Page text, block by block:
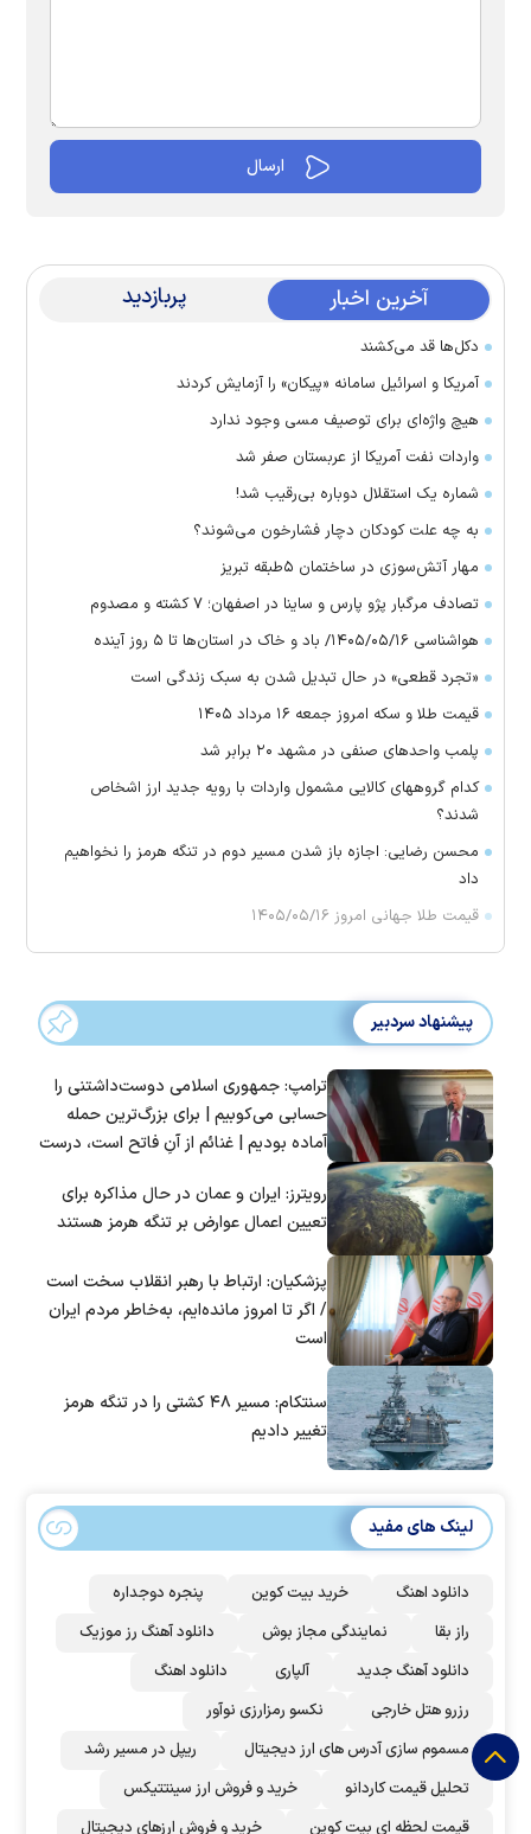
آخرین اخبار پربازدید
دکل‌ها قد می‌کشند
آمریکا و اسرائیل سامانه «پیکان» را آزمایش کردند
هیچ واژه‌ای برای توصیف مسی وجود ندارد
واردات نفت آمریکا از عربستان صفر شد
شماره یک استقلال دوباره بی‌رقیب شد!
به چه علت کودکان دچار فشارخون می‌شوند؟
مهار آتش‌سوزی در ساختمان ۵‌طبقه تبریز
تصادف مرگبار پژو پارس و ساینا در اصفهان؛ ۷ کشته و مصدوم
هواشناسی ۱۴۰۵/۰۵/۱۶/ باد و خاک در استان‌ها تا ۵ روز آینده
«تجرد قطعی» در حال تبدیل شدن به سبک زندگی است
قیمت طلا و سکه امروز جمعه ۱۶ مرداد ۱۴۰۵
پلمب واحدهای صنفی در مشهد ۲۰ برابر شد
کدام گروههای کالایی مشمول واردات با رویه جدید ارز اشخاص
شدند؟
محسن رضایی: اجازه باز شدن مسیر دوم در تنگه هرمز را نخواهیم
داد
قیمت طلا جهانی امروز ۱۴۰۵/۰۵/۱۶
پیشنهاد سردبیر
ترامپ: جمهوری اسلامی دوست‌داشتنی را
حسابی می‌کوبیم | برای بزرگ‌ترین حمله
آماده بودیم | غنائم از آنِ فاتح است، درست
رویترز: ایران و عمان در حال مذاکره برای
تعیین اعمال عوارض بر تنگه هرمز هستند
پزشکیان: ارتباط با رهبر انقلاب سخت است
/ اگر تا امروز مانده‌ایم، به‌خاطر مردم ایران
است
سنتکام: مسیر ۴۸ کشتی را در تنگه هرمز
تغییر دادیم
لینک های مفید
دانلود اهنگ خرید بیت کوین
پنجره دوجداره
راز بقا
نمایندگی مجاز بوش
دانلود آهنگ رز‌ موزیک
دانلود آهنگ جدید
آلپاری
دانلود اهنگ
رزرو هتل خارجی
نکسو رمزارزی نوآور
مسموم سازی آدرس های ارز دیجیتال
ریپل در مسیر رشد
تحلیل قیمت کاردانو
خرید و فروش ارز سینتتیکس
قیمت لحظه ای بیت کوین
خرید و فروش ارزهای دیجیتال